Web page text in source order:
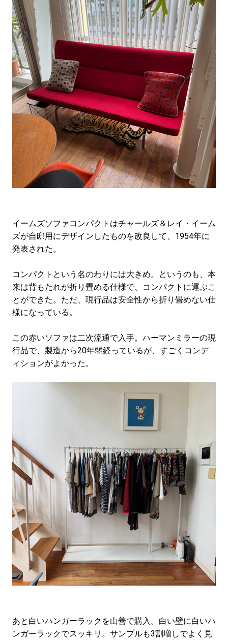
イームズソファコンパクトはチャールズ＆レイ・イーム
ズが自邸用にデザインしたものを改良して、1954年に
発表された。
コンパクトという名のわりには大きめ。というのも、本
来は背もたれが折り畳める仕様で、コンパクトに運ぶこ
とができた。ただ、現行品は安全性から折り畳めない仕
様になっている。
この赤いソファは二次流通で入手。ハーマンミラーの現
行品で、製造から20年弱経っているが、すごくコンデ
ィションがよかった。
あと白いハンガーラックを山善で購入。白い壁に白いハ
ンガーラックでスッキリ。サンプルも3割増しでよく見